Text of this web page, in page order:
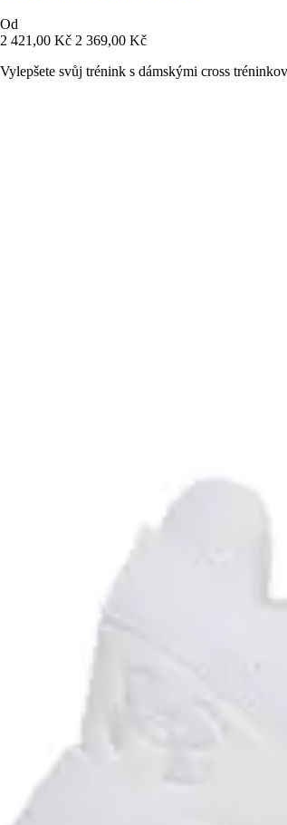
Od
2 421,00 Kč 2 369,00 Kč
Vylepšete svůj trénink s dámskými cross